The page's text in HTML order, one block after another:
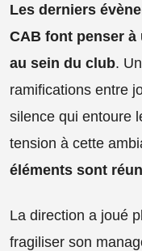
Les derniers
CAB font penser
au sein du club.
ramifications entre
silence qui entoure
tension à cette
éléments sont
La direction a joué
fragiliser son